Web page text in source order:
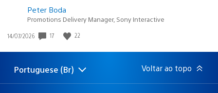
Peter Boda
Promotions Delivery Manager, Sony Interactive
Data
publicação:
14/07/2026 17 22
Selecione
Região
Portuguese (Br) Voltar ao topo